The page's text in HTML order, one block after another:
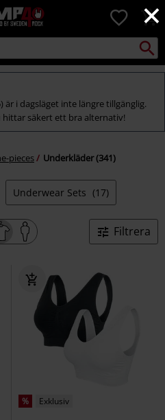
×
EMP
-
Musik,
TV
-
Alternativt
0
Sök
är i dagsläget inte längre tillgänglig.
hittar säkert ett bra alternativ!
pieces Underkläder (341)
Underwear Sets (17)
Filtrera
% Exklusiv